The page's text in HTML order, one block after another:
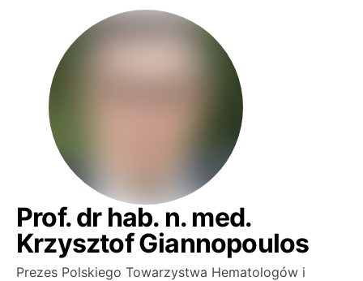
Prof. dr hab. n. med.
Krzysztof Giannopoulos
Prezes Polskiego Towarzystwa Hematologów i